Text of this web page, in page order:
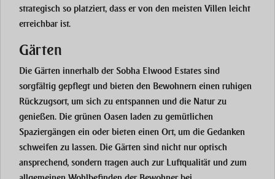
strategisch so platziert, dass er von den meisten Villen leicht
erreichbar ist.
Gärten
Die Gärten innerhalb der Sobha Elwood Estates sind
sorgfältig gepflegt und bieten den Bewohnern einen ruhigen
Rückzugsort, um sich zu entspannen und die Natur zu
genießen. Die grünen Oasen laden zu gemütlichen
Spaziergängen ein oder bieten einen Ort, um die Gedanken
schweifen zu lassen. Die Gärten sind nicht nur optisch
ansprechend, sondern tragen auch zur Luftqualität und zum